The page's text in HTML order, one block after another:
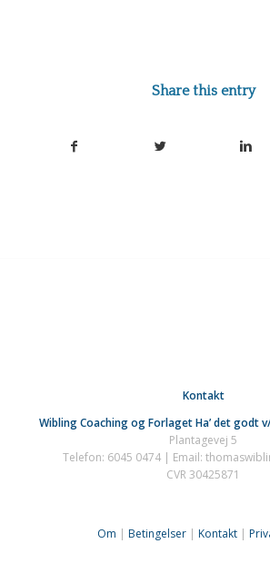
Share this entry
Kontakt
Wibling Coaching og Forlaget Ha’ det godt
Plantagevej 5
Telefon: 6045 0474 | Email:
CVR 30425871
Om | Betingelser| Kontakt|